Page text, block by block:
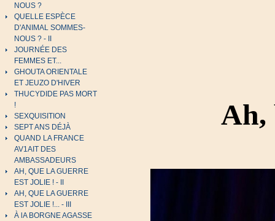
NOUS ?
QUELLE ESPÈCE
D'ANIMAL SOMMES-
NOUS ? - II
JOURNÉE DES
FEMMES ET...
GHOUTA ORIENTALE
ET JEUZO D'HIVER
THUCYDIDE PAS MORT
!
SEXQUISITION
SEPT ANS DÉJÀ
QUAND LA FRANCE
AV1AIT DES
AMBASSADEURS
AH, QUE LA GUERRE
EST JOLIE ! - II
AH, QUE LA GUERRE
EST JOLIE !... - III
À lA BORGNE AGASSE
Ah,